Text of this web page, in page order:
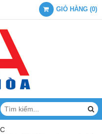
GIỎ HÀNG (0)